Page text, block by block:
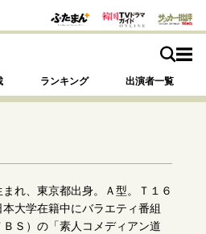
ランキング 出演者一覧
す
れ、東京都出身。Ａ型。Ｔ１６
大学在籍中にバラエティ番組
ＢＳ）の「素人コメディアン道